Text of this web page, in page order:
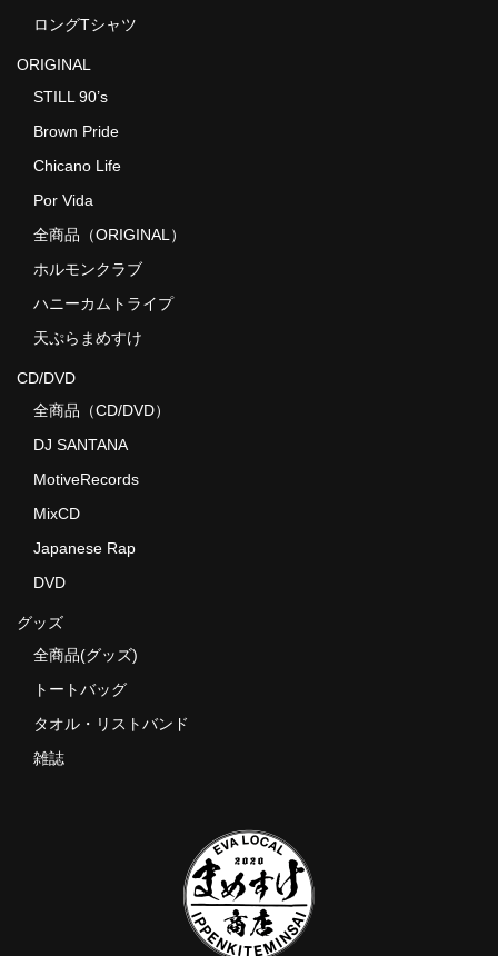
ロングTシャツ
ORIGINAL
STILL 90’s
Brown Pride
Chicano Life
Por Vida
全商品（ORIGINAL）
ホルモンクラブ
ハニーカムトライプ
天ぷらまめすけ
CD/DVD
全商品（CD/DVD）
DJ SANTANA
MotiveRecords
MixCD
Japanese Rap
DVD
グッズ
全商品(グッズ)
トートバッグ
タオル・リストバンド
雑誌